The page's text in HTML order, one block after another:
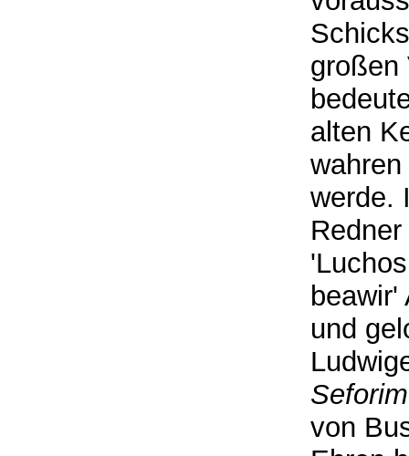
großen
alten
werde.
und
Seforim
von